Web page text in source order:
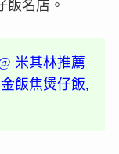
飯名店。
米其林推薦
飯焦煲仔飯,